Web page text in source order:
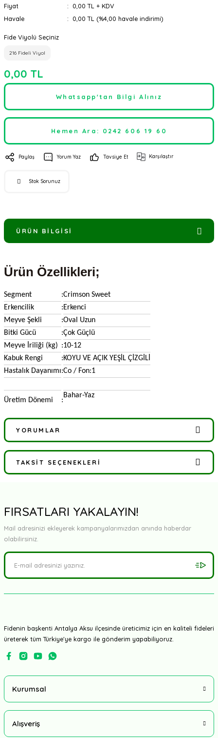
Fiyat
0,00 TL + KDV
Havale
0,00 TL (%4,00 havale indirimi)
Fide Viyolü Seçiniz
216 Fideli Viyol
0,00 TL
Whatsapp'tan Bilgi Alınız
Hemen Ara: 0242 606 19 60
Paylaş Yorum Yaz Tavsiye Et Karşılaştır
Stok Sorunuz
ÜRÜN BILGISI
Ürün Özellikleri;
Segment :Crimson Sweet
Erkencilik
:Erkenci
Meyve Şekli
:Oval Uzun
Bitki Gücü
:Çok Güçlü
Meyve İriliği (kg) :10-12
Kabuk Rengi
:KOYU VE AÇIK YEŞİL ÇİZGİLİ
Hastalık Dayanımı:Co / Fon:1
Üretim Dönemi :
Bahar-Yaz
YORUMLAR
Bu ürüne ilk yorumu siz yapın!
TAKSIT SEÇENEKLERI
FIRSATLARI YAKALAYIN!
Mail adresinizi ekleyerek kampanyalarımızdan anında haberdar
olabilirsiniz.
Fidenin başkenti Antalya Aksu ilçesinde üreticimiz için en kaliteli fideleri
üreterek tüm Türkiye'ye kargo ile gönderim yapabiliyoruz.
Kurumsal
Alışveriş